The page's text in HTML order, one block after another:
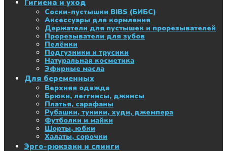
Гигиена и уход
Соски-пустышки BIBS (БИБС)
Аксессуары для кормления
Держатели для пустышек и прорезывателей
Прорезыватели для зубов
Пелёнки
Подгузники и трусики
Натуральная косметика
Эфирные масла
Для беременных
Верхняя одежда
Брюки, леггинсы, джинсы
Платья, сарафаны
Рубашки, туники, худи, джемпера
Футболки и майки
Шорты, юбки
Халаты, сорочки
Эрго-рюкзаки и слинги